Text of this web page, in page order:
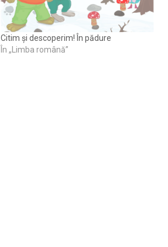
Citim și descoperim! În pădure
În „Limba română”